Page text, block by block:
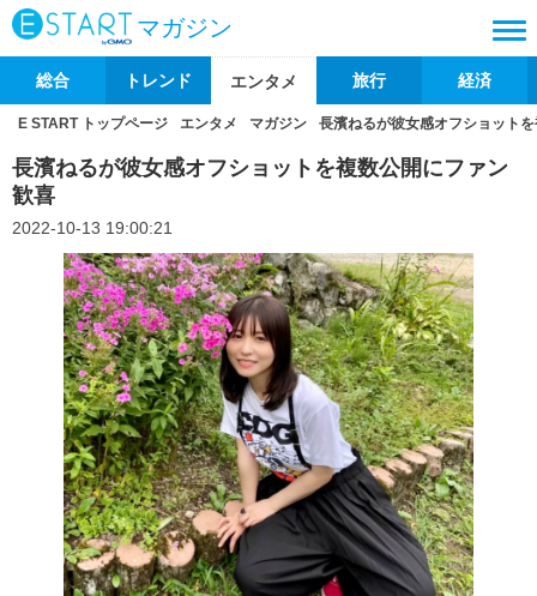
マガジン
総合 トレンド エンタメ 旅行 経済
E START トップページ エンタメ マガジン 長濱ねるが彼女感オフショット
長濱ねるが彼女感オフショットを複数公開にファン
歓喜
2022-10-13 19:00:21